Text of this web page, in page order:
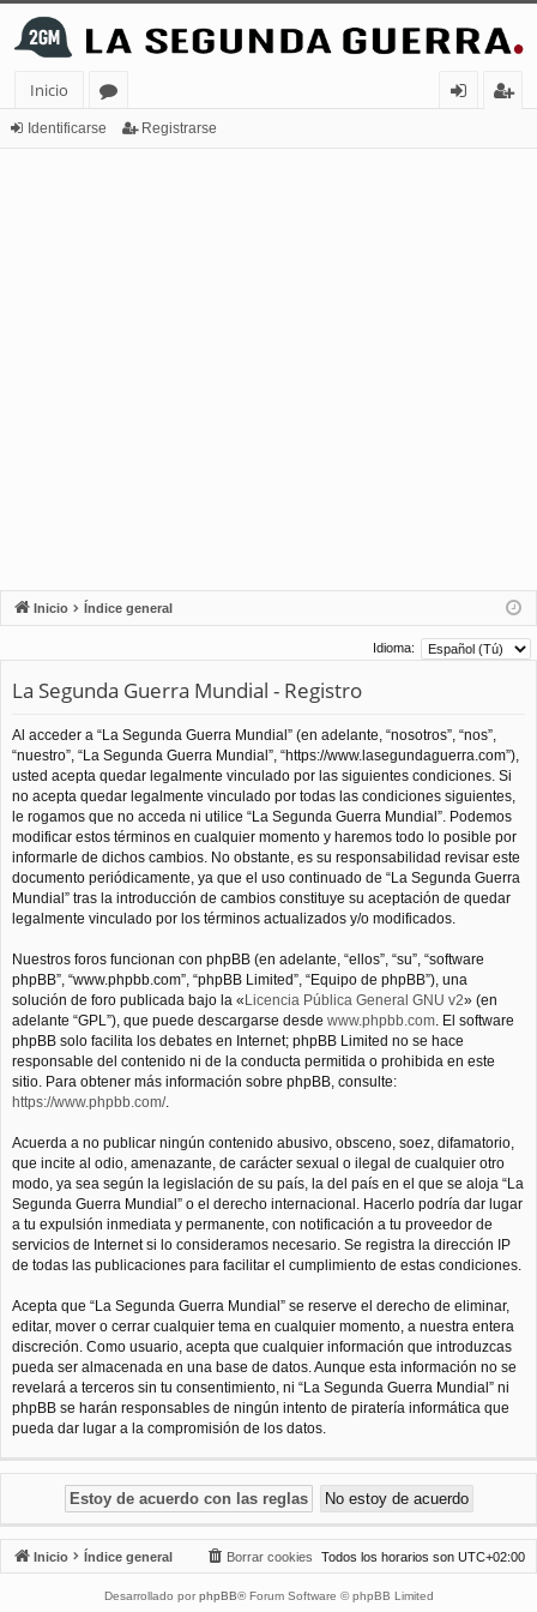
Inicio
or
Identificarse Registrarse
Inicio Índice general
Idioma:
La Segunda Guerra Mundial - Registro
Al acceder a “La Segunda Guerra Mundial” (en adelante, “nosotros”, “nos”,
“nuestro”, “La Segunda Guerra Mundial”, “https://www.lasegundaguerra.com”),
usted acepta quedar legalmente vinculado por las siguientes condiciones. Si
no acepta quedar legalmente vinculado por todas las condiciones siguientes,
le rogamos que no acceda ni utilice “La Segunda Guerra Mundial”. Podemos
modificar estos términos en cualquier momento y haremos todo lo posible por
informarle de dichos cambios. No obstante, es su responsabilidad revisar este
documento periódicamente, ya que el uso continuado de “La Segunda Guerra
Mundial” tras la introducción de cambios constituye su aceptación de quedar
legalmente vinculado por los términos actualizados y/o modificados.
Nuestros foros funcionan con phpBB (en adelante, “ellos”, “su”, “software
phpBB”, “www.phpbb.com”, “phpBB Limited”, “Equipo de phpBB”), una
solución de foro publicada bajo la «Licencia Pública General GNU v2» (en
adelante “GPL”), que puede descargarse desde www.phpbb.com. El software
phpBB solo facilita los debates en Internet; phpBB Limited no se hace
responsable del contenido ni de la conducta permitida o prohibida en este
sitio. Para obtener más información sobre phpBB, consulte:
https://www.phpbb.com/.
Acuerda a no publicar ningún contenido abusivo, obsceno, soez, difamatorio,
que incite al odio, amenazante, de carácter sexual o ilegal de cualquier otro
modo, ya sea según la legislación de su país, la del país en el que se aloja “La
Segunda Guerra Mundial” o el derecho internacional. Hacerlo podría dar lugar
a tu expulsión inmediata y permanente, con notificación a tu proveedor de
servicios de Internet si lo consideramos necesario. Se registra la dirección IP
de todas las publicaciones para facilitar el cumplimiento de estas condiciones.
Acepta que “La Segunda Guerra Mundial” se reserve el derecho de eliminar,
editar, mover o cerrar cualquier tema en cualquier momento, a nuestra entera
discreción. Como usuario, acepta que cualquier información que introduzcas
pueda ser almacenada en una base de datos. Aunque esta información no se
revelará a terceros sin tu consentimiento, ni “La Segunda Guerra Mundial” ni
phpBB se harán responsables de ningún intento de piratería informática que
pueda dar lugar a la compromisión de los datos.
Inicio Índice general Todos los horarios son UTC+02:00
Borrar cookies
Desarrollado por phpBB® Forum Software © phpBB Limited